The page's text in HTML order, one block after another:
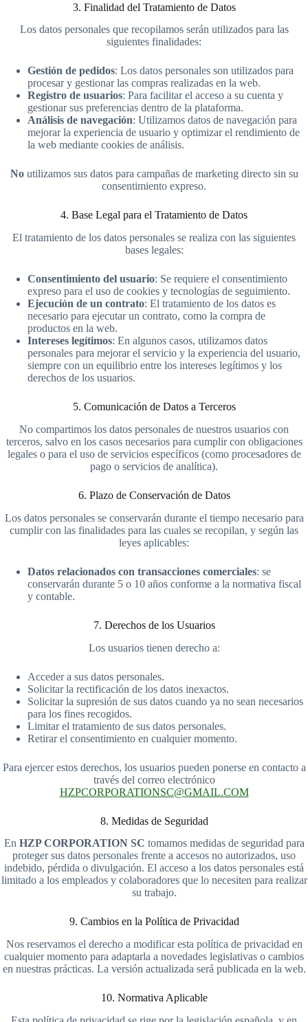
3. Finalidad del Tratamiento de Datos
Los datos personales que recopilamos serán utilizados para las
siguientes finalidades:
Gestión de pedidos: Los datos personales son utilizados para
procesar y gestionar las compras realizadas en la web.
Registro de usuarios: Para facilitar el acceso a su cuenta y
gestionar sus preferencias dentro de la plataforma.
Análisis de navegación: Utilizamos datos de navegación para
mejorar la experiencia de usuario y optimizar el rendimiento de
la web mediante cookies de análisis.
Noutilizamos sus datos para campañas de marketing directo sin su
consentimiento expreso.
4. Base Legal para el Tratamiento de Datos
El tratamiento de los datos personales se realiza con las siguientes
bases legales:
Consentimiento del usuario: Se requiere el consentimiento
expreso para el uso de cookies y tecnologías de seguimiento.
Ejecución de un contrato: El tratamiento de los datos es
necesario para ejecutar un contrato, como la compra de
productos en la web.
Intereses legítimos: En algunos casos, utilizamos datos
personales para mejorar el servicio y la experiencia del usuario,
siempre con un equilibrio entre los intereses legítimos y los
derechos de los usuarios.
5. Comunicación de Datos a Terceros
No compartimos los datos personales de nuestros usuarios con
terceros, salvo en los casos necesarios para cumplir con obligaciones
legales o para el uso de servicios específicos (como procesadores de
pago o servicios de analítica).
6. Plazo de Conservación de Datos
Los datos personales se conservarán durante el tiempo necesario para
cumplir con las finalidades para las cuales se recopilan, y según las
leyes aplicables:
Datos relacionados con transacciones comerciales: se
conservarán durante 5 o 10 años conforme a la normativa fiscal
y contable.
7. Derechos de los Usuarios
Los usuarios tienen derecho a:
Acceder a sus datos personales.
Solicitar la rectificación de los datos inexactos.
Solicitar la supresión de sus datos cuando ya no sean necesarios
para los fines recogidos.
Limitar el tratamiento de sus datos personales.
Retirar el consentimiento en cualquier momento.
Para ejercer estos derechos, los usuarios pueden ponerse en contacto a
través del correo electrónico
HZPCORPORATIONSC@GMAIL.COM
8. Medidas de Seguridad
En HZP CORPORATION SC tomamos medidas de seguridad para
proteger sus datos personales frente a accesos no autorizados, uso
indebido, pérdida o divulgación. El acceso a los datos personales está
limitado a los empleados y colaboradores que lo necesiten para realizar
su trabajo.
9. Cambios en la Política de Privacidad
Nos reservamos el derecho a modificar esta política de privacidad en
cualquier momento para adaptarla a novedades legislativas o cambios
en nuestras prácticas. La versión actualizada será publicada en la web.
10. Normativa Aplicable